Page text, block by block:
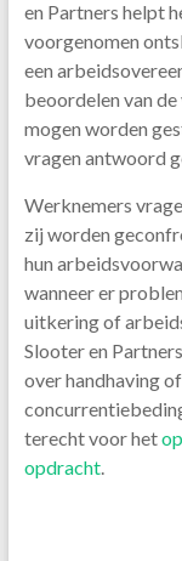
en Partners helpt
voorgenomen
een
beoordelen van
mogen worden
vragen antwoord
Werknemers
zij worden
hun
wanneer er
uitkering of
Slooter en
over handhaving
terecht voor het
opdracht.